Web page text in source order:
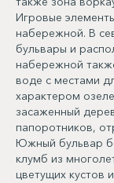
Игровые
набережной. В
бульвары и
набережной
воде с местами
характером
засаженный
папоротников,
Южный бульвар
клумб из
цветущих кустов